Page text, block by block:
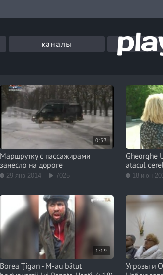
каналы
0:53
Маршрутку с пассажирами
занесло на дороге
29 янв 2014 7025
Gheorghe
atacul
18 июн
1:19
Borea Ţigan - M-au bătut
Угрозы и